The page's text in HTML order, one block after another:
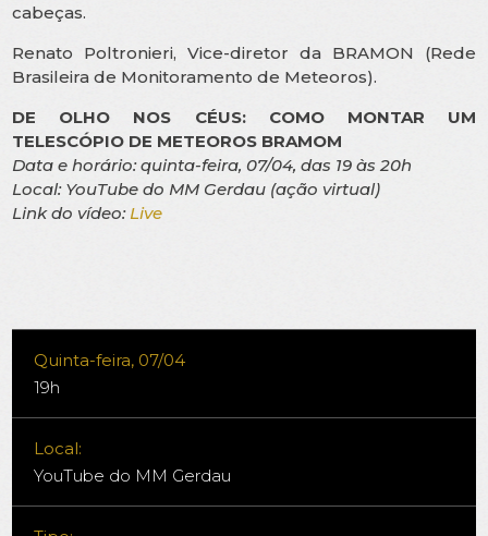
cabeças.
Renato Poltronieri, Vice-diretor da BRAMON (Rede
Brasileira de Monitoramento de Meteoros).
DE OLHO NOS CÉUS: COMO MONTAR UM
TELESCÓPIO DE METEOROS BRAMOM
Data e horário: quinta-feira, 07/04, das 19 às 20h
Local: YouTube do MM Gerdau (ação virtual)
Link do vídeo:Live
Quinta-feira, 07/04
19h
Local:
YouTube do MM Gerdau